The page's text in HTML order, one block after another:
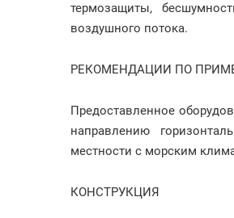
термозащиты,
воздушного потока.
РЕКОМЕНДАЦИИ ПО
Предоставленное
направлению
местности с морским
КОНСТРУКЦИЯ